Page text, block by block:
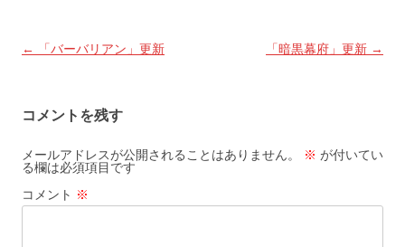
投
ビ
ゲ
ー
シ
← 「バーバリアン」更新 「暗黒幕府」更新 →
コメントを残す
メールアドレスが公開されることはありません。 ※ が付いてい
る欄は必須項目です
コメント ※